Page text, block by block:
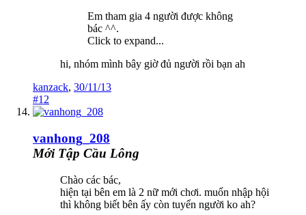
Em tham gia 4 người được không
bác ^^.
Click to expand...
hi, nhóm mình bây giờ đủ người rồi bạn ah
kanzack, 30/11/13
#12
vanhong_208
Mới Tập Cầu Lông
Chào các bác,
hiện tại bên em là 2 nữ mới chơi. muốn nhập hội
thì không biết bên ấy còn tuyển người ko ah?